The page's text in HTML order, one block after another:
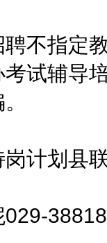
指定教
试辅导
划县联